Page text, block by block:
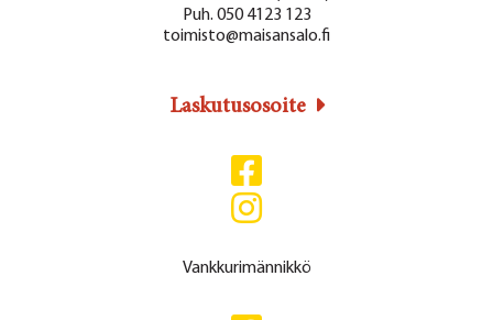
Puh. 050 4123 123
toimisto@maisansalo.fi
Laskutusosoite
Vankkurimännikkö